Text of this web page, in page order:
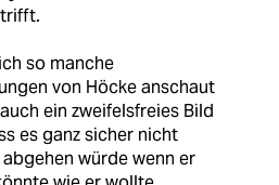
so manche
von Höcke anschaut
ein zweifelsfreies Bild
es ganz sicher nicht
würde wenn er